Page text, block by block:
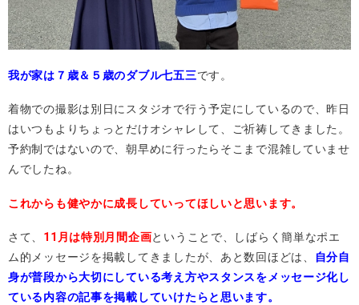
我が家は７歳＆５歳のダブル七五三です。
着物での撮影は別日にスタジオで行う予定にしているので、昨日
はいつもよりちょっとだけオシャレして、ご祈祷してきました。
予約制ではないので、朝早めに行ったらそこまで混雑していませ
んでしたね。
これからも健やかに成長していってほしいと思います。
さて、 11月は特別月間企画ということで、しばらく簡単なポエ
ム的メッセージを掲載してきましたが、あと数回ほどは、
自分自
身が普段から大切にしている考え方やスタンスをメッセージ化し
ている内容の記事を掲載していけたらと思います。